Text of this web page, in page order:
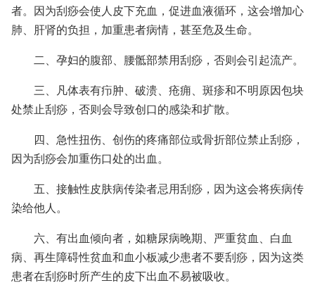
者。因为刮痧会使人皮下充血，促进血液循环，这会增加心
肺、肝肾的负担，加重患者病情，甚至危及生命。
二、孕妇的腹部、腰骶部禁用刮痧，否则会引起流产。
三、凡体表有疖肿、破溃、疮痈、斑疹和不明原因包块
处禁止刮痧，否则会导致创口的感染和扩散。
四、急性扭伤、创伤的疼痛部位或骨折部位禁止刮痧，
因为刮痧会加重伤口处的出血。
五、接触性皮肤病传染者忌用刮痧，因为这会将疾病传
染给他人。
六、有出血倾向者，如糖尿病晚期、严重贫血、白血
病、再生障碍性贫血和血小板减少患者不要刮痧，因为这类
患者在刮痧时所产生的皮下出血不易被吸收。